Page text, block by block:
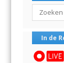
Search
In de